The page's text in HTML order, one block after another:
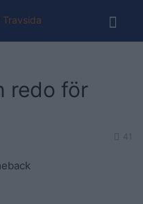
redo för
41